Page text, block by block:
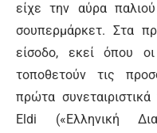
είχε την αύρα
σουπερμάρκετ. Στα
είσοδο, εκεί όπου
τοποθετούν τις
πρώτα
Eldi («Ελληνική